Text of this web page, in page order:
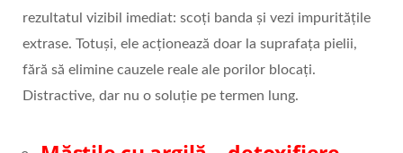
rezultatul vizibil imediat: scoți banda și vezi impuritățile
extrase. Totuși, ele acționează doar la suprafața pielii,
fără să elimine cauzele reale ale porilor blocați.
Distractive, dar nu o soluție pe termen lung.